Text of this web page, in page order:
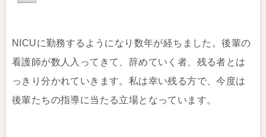
NICUに勤務するようになり数年が経ちました。後輩の
看護師が数人入ってきて、辞めていく者、残る者とは
っきり分かれていきます。私は幸い残る方で、今度は
後輩たちの指導に当たる立場となっています。